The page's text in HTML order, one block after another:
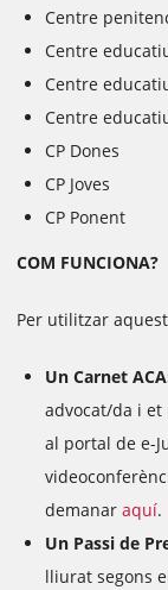
Centre
Centre
Centre
Centre
CP Dones
CP Joves
CP Ponent
COM FUNCIONA?
Per utilitzar
Un Carnet
advocat/da i et
al portal de e-
demanar aquí.
Un Passi de
lliurat segons